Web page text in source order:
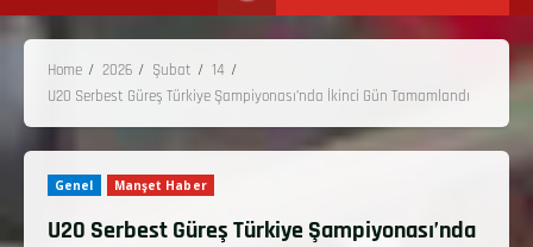
Home 2026 Şubat
14
U20 Serbest Güreş Türkiye Şampiyonası’nda İkinci Gün Tamamlandı
Genel Manşet Haber
U20 Serbest Güreş Türkiye Şampiyonası’nda